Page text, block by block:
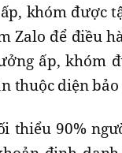
khóm được
Zalo để điều
ấp, khóm
thuộc diện
thiểu 90%